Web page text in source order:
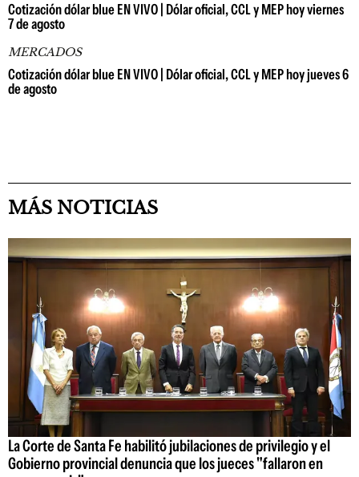
Cotización dólar blue EN VIVO | Dólar oficial, CCL y MEP hoy viernes
7 de agosto
MERCADOS
Cotización dólar blue EN VIVO | Dólar oficial, CCL y MEP hoy jueves 6
de agosto
MÁS NOTICIAS
La Corte de Santa Fe habilitó jubilaciones de privilegio y el
Gobierno provincial denuncia que los jueces "fallaron en